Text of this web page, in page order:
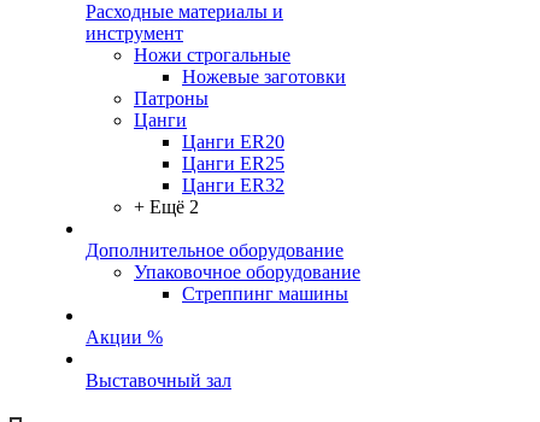
Расходные материалы и
инструмент
Ножи строгальные
Ножевые заготовки
Патроны
Цанги
Цанги ER20
Цанги ER25
Цанги ER32
+ Ещё 2
Дополнительное оборудование
Упаковочное оборудование
Стреппинг машины
Акции %
Выставочный зал